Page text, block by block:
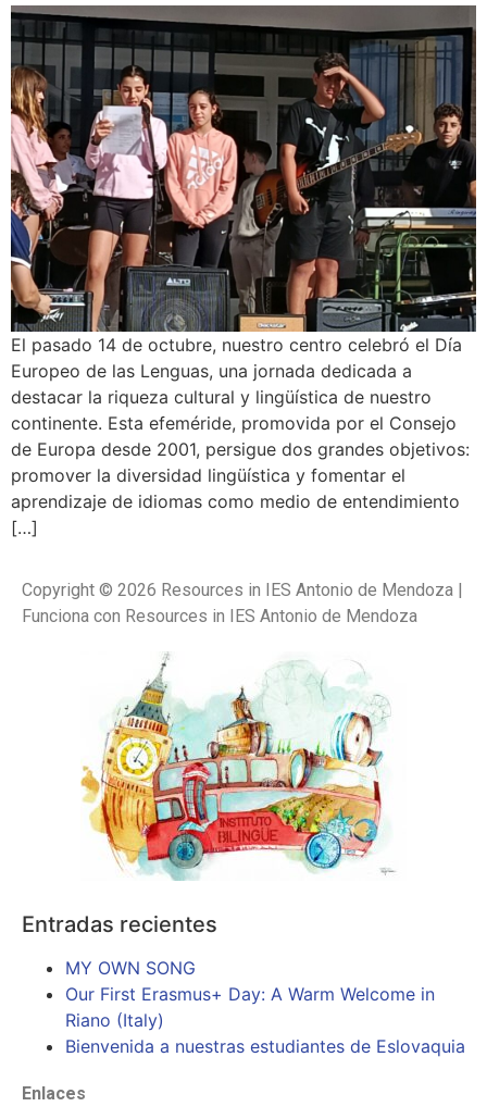
El pasado 14 de octubre, nuestro centro celebró el Día
Europeo de las Lenguas, una jornada dedicada a
destacar la riqueza cultural y lingüística de nuestro
continente. Esta efeméride, promovida por el Consejo
de Europa desde 2001, persigue dos grandes objetivos:
promover la diversidad lingüística y fomentar el
aprendizaje de idiomas como medio de entendimiento
[…]
Copyright © 2026 Resources in IES Antonio de Mendoza |
Funciona con Resources in IES Antonio de Mendoza
Entradas recientes
MY OWN SONG
Our First Erasmus+ Day: A Warm Welcome in
Riano (Italy)
Bienvenida a nuestras estudiantes de Eslovaquia
Enlaces